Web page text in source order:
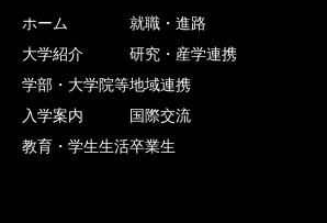
ホーム
大学紹介
学部・大学院等
入学案内
教育・学生生活
就職・進路
研究・産学連携
地域連携
国際交流
卒業生